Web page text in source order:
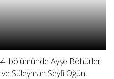
bölümünde Ayşe Böhürler
Süleyman Seyfi Öğün,